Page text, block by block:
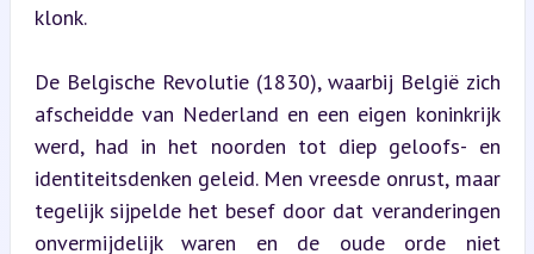
klonk.
De Belgische Revolutie (1830), waarbij België zich
afscheidde van Nederland en een eigen koninkrijk
werd, had in het noorden tot diep geloofs- en
identiteitsdenken geleid. Men vreesde onrust, maar
tegelijk sijpelde het besef door dat veranderingen
onvermijdelijk waren en de oude orde niet